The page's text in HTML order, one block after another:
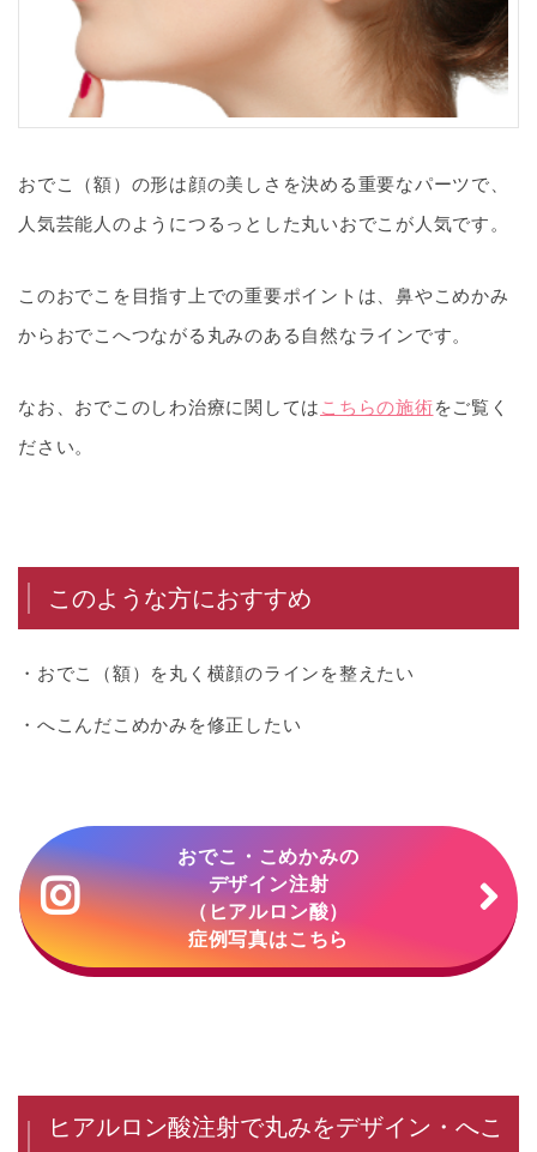
おでこ（額）の形は顔の美しさを決める重要なパーツで、
人気芸能人のようにつるっとした丸いおでこが人気です。
このおでこを目指す上での重要ポイントは、鼻やこめかみ
からおでこへつながる丸みのある自然なラインです。
なお、おでこのしわ治療に関しては こちらの施術をご覧く
ださい。
このような方におすすめ
・おでこ（額）を丸く横顔のラインを整えたい
・へこんだこめかみを修正したい
おでこ・こめかみの
デザイン注射
（ヒアルロン酸）
症例写真はこちら
ヒアルロン酸注射で丸みをデザイン・へこ